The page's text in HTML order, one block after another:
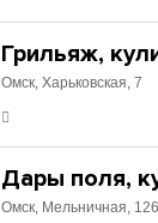
Грильяж,
Омск, Харьковская, 7
Дары поля,
Омск, Мельничная,